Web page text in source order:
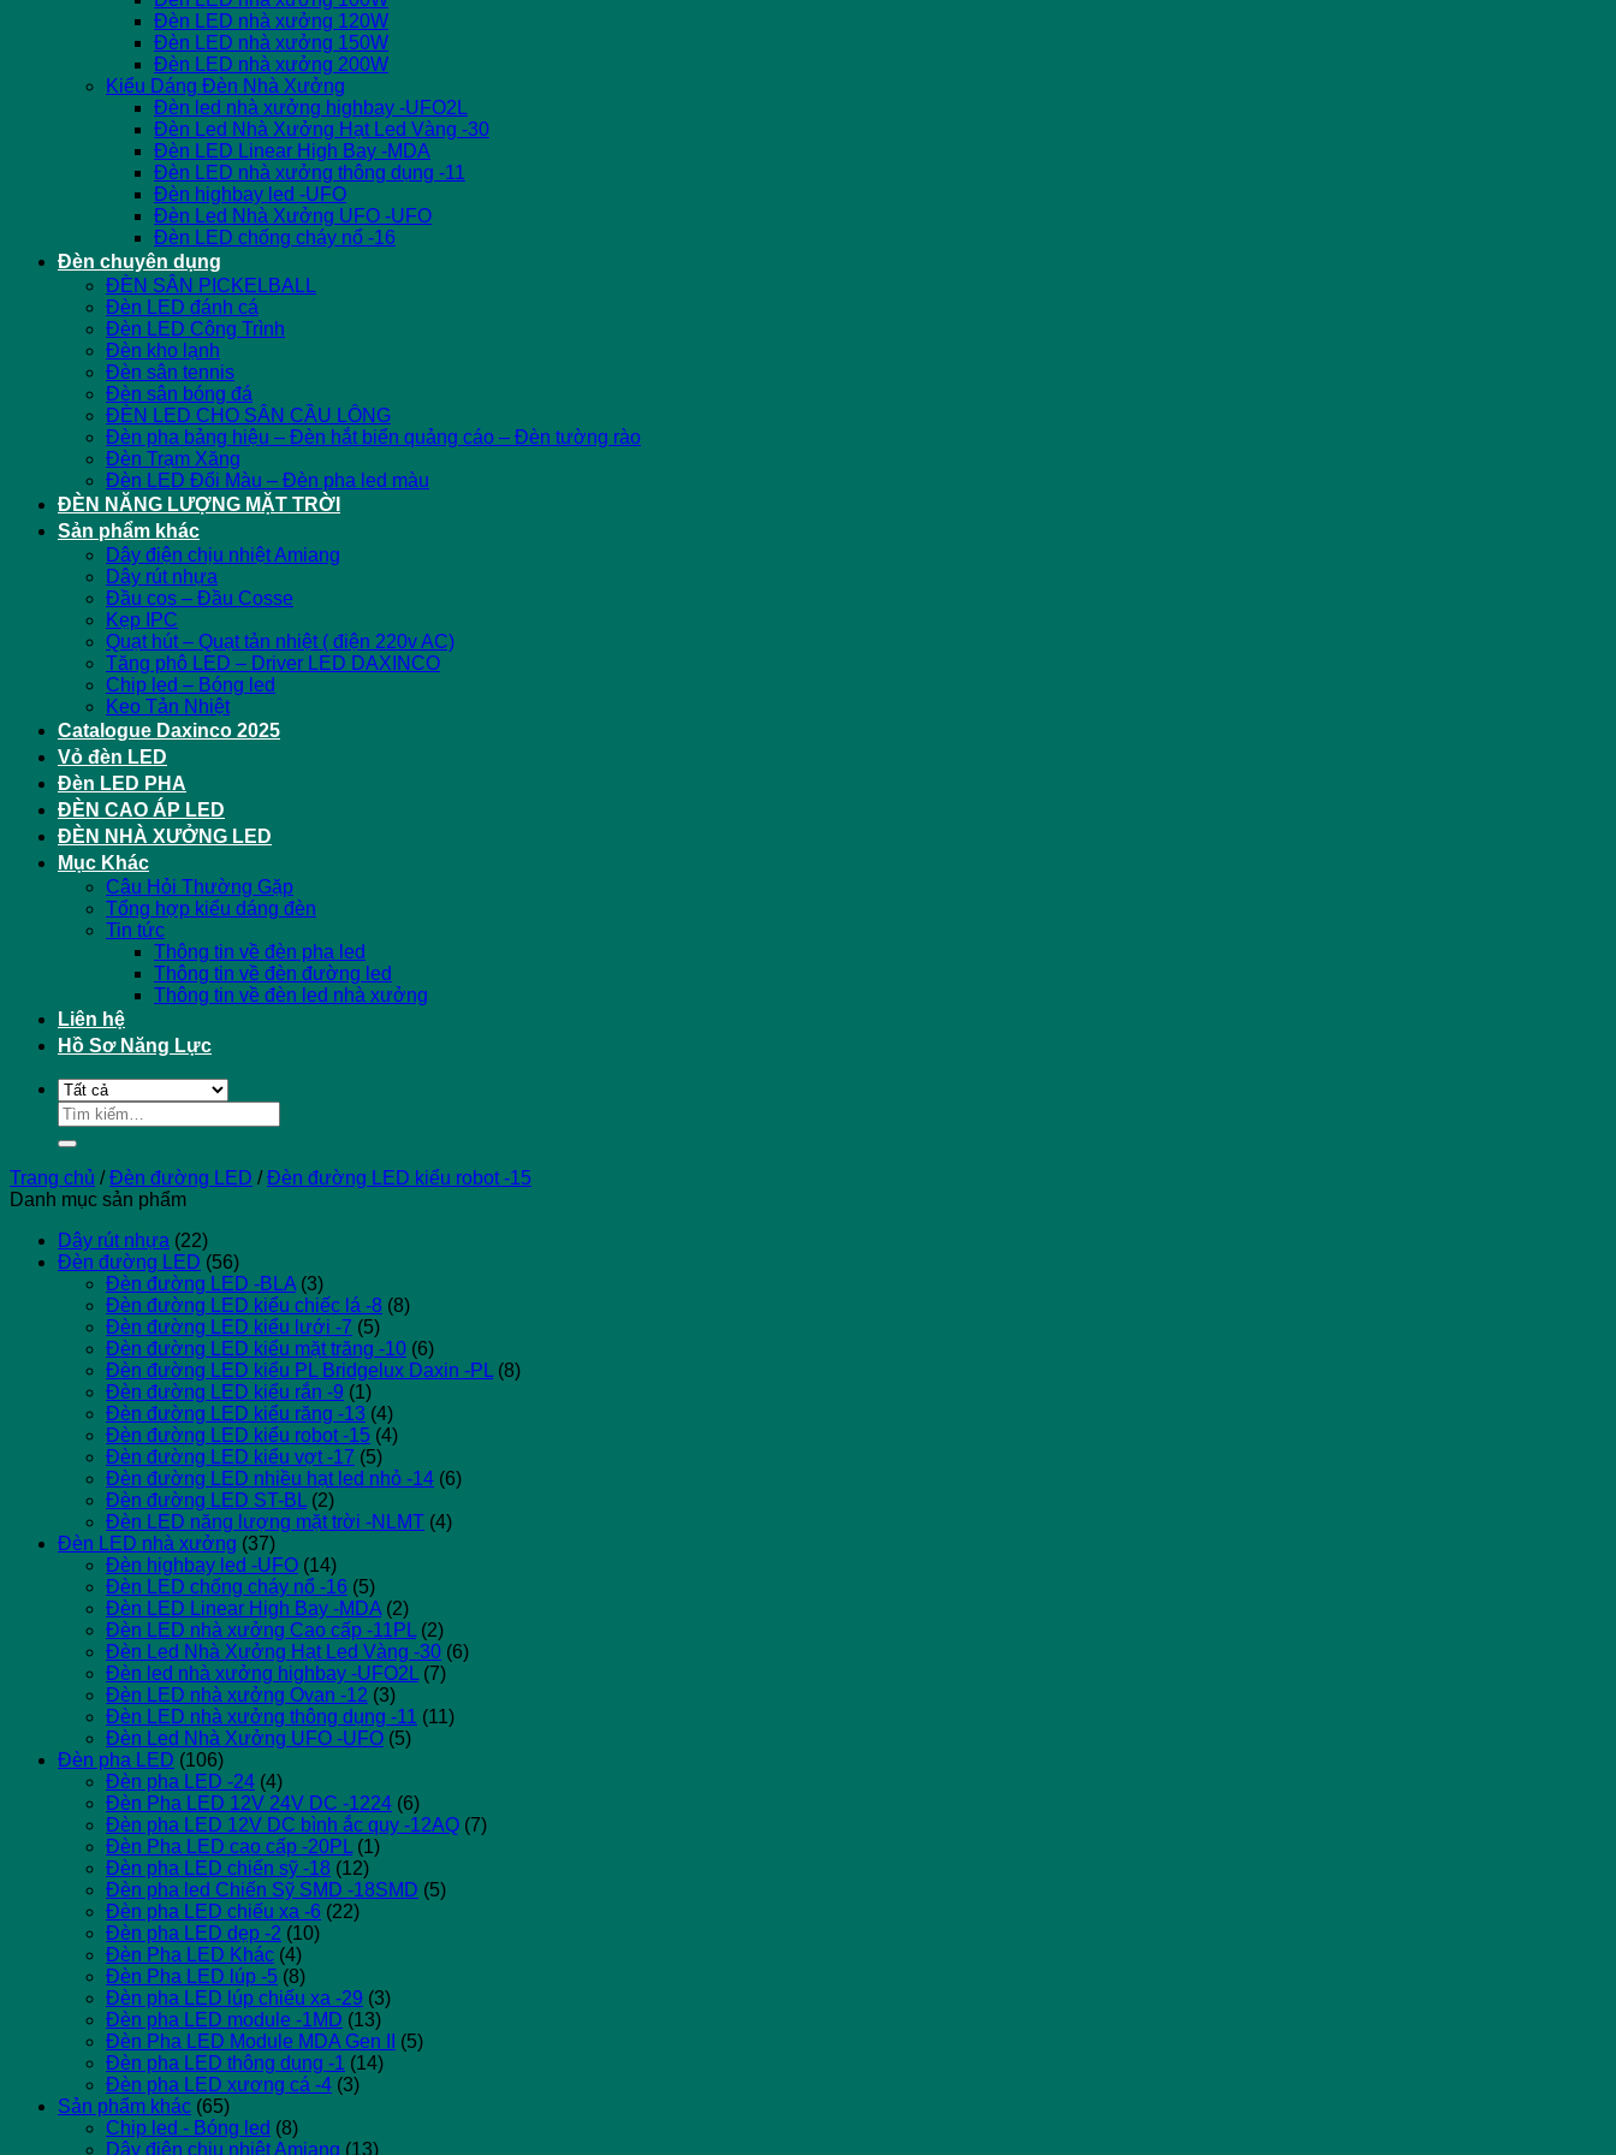
Đèn LED nhà xưởng 120W
Đèn LED nhà xưởng 150W
Đèn LED nhà xưởng 200W
Kiểu Dáng Đèn Nhà Xưởng
Đèn led nhà xưởng highbay -UFO2L
Đèn Led Nhà Xưởng Hạt Led Vàng -30
Đèn LED Linear High Bay -MDA
Đèn LED nhà xưởng thông dụng -11
Đèn highbay led -UFO
Đèn Led Nhà Xưởng UFO -UFO
Đèn LED chống cháy nổ -16
Đèn chuyên dụng
ĐÈN SÂN PICKELBALL
Đèn LED đánh cá
Đèn LED Công Trình
Đèn kho lạnh
Đèn sân tennis
Đèn sân bóng đá
ĐÈN LED CHO SÂN CẦU LÔNG
Đèn pha bảng hiệu – Đèn hắt biển quảng cáo – Đèn tường rào
Đèn Trạm Xăng
Đèn LED Đổi Màu – Đèn pha led màu
ĐÈN NĂNG LƯỢNG MẶT TRỜI
Sản phẩm khác
Dây điện chịu nhiệt Amiang
Dây rút nhựa
Đầu cos – Đầu Cosse
Kẹp IPC
Quạt hút – Quạt tản nhiệt ( điện 220v AC)
Tăng phô LED – Driver LED DAXINCO
Chip led – Bóng led
Keo Tản Nhiệt
Catalogue Daxinco 2025
Vỏ đèn LED
Đèn LED PHA
ĐÈN CAO ÁP LED
ĐÈN NHÀ XƯỞNG LED
Mục Khác
Câu Hỏi Thường Gặp
Tổng hợp kiểu dáng đèn
Tin tức
Thông tin về đèn pha led
Thông tin về đèn đường led
Thông tin về đèn led nhà xưởng
Liên hệ
Hồ Sơ Năng Lực
Tìm
kiếm:
Trang chủ / Đèn đường LED / Đèn đường LED kiểu robot -15
Danh mục sản phẩm
Dây rút nhựa (22)
Đèn đường LED (56)
Đèn đường LED -BLA (3)
Đèn đường LED kiểu chiếc lá -8 (8)
Đèn đường LED kiểu lưới -7 (5)
Đèn đường LED kiểu mặt trăng -10 (6)
Đèn đường LED kiểu PL Bridgelux Daxin -PL (8)
Đèn đường LED kiểu rắn -9 (1)
Đèn đường LED kiểu răng -13 (4)
Đèn đường LED kiểu robot -15 (4)
Đèn đường LED kiểu vợt -17 (5)
Đèn đường LED nhiều hạt led nhỏ -14 (6)
Đèn đường LED ST-BL (2)
Đèn LED năng lượng mặt trời -NLMT (4)
Đèn LED nhà xưởng (37)
Đèn highbay led -UFO (14)
Đèn LED chống cháy nổ -16 (5)
Đèn LED Linear High Bay -MDA (2)
Đèn LED nhà xưởng Cao cấp -11PL (2)
Đèn Led Nhà Xưởng Hạt Led Vàng -30 (6)
Đèn led nhà xưởng highbay -UFO2L (7)
Đèn LED nhà xưởng Ovan -12 (3)
Đèn LED nhà xưởng thông dụng -11 (11)
Đèn Led Nhà Xưởng UFO -UFO (5)
Đèn pha LED (106)
Đèn pha LED -24 (4)
Đèn Pha LED 12V 24V DC -1224 (6)
Đèn pha LED 12V DC bình ắc quy -12AQ (7)
Đèn Pha LED cao cấp -20PL (1)
Đèn pha LED chiến sỹ -18 (12)
Đèn pha led Chiến Sỹ SMD -18SMD (5)
Đèn pha LED chiếu xa -6 (22)
Đèn pha LED dẹp -2 (10)
Đèn Pha LED Khác (4)
Đèn Pha LED lúp -5 (8)
Đèn pha LED lúp chiếu xa -29 (3)
Đèn pha LED module -1MD (13)
Đèn Pha LED Module MDA Gen II
(5)
Đèn pha LED thông dụng -1 (14)
Đèn pha LED xương cá -4 (3)
Sản phẩm khác (65)
Chip led - Bóng led (8)
Dây điện chịu nhiệt Amiang (13)